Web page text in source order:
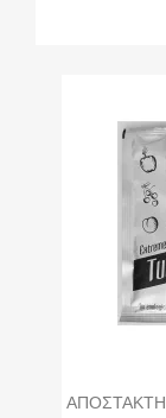
ΑΠΟΣΤΑΚΤΗ